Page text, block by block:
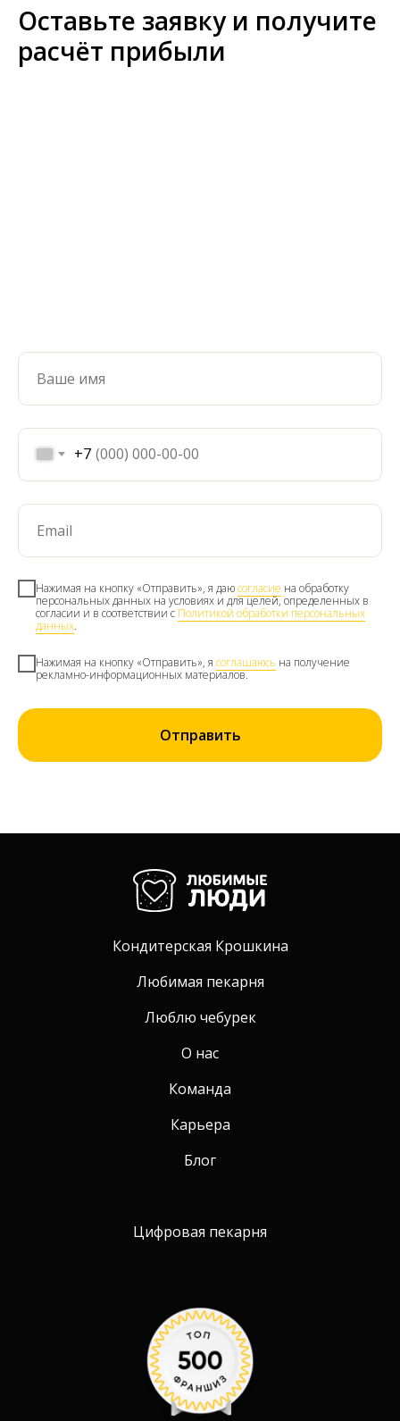
Оставьте заявку и получите
расчёт прибыли
+7
Нажимая на кнопку «Отправить», я даюсогласие на обработку
персональных данных на условиях и для целей, определенных в
согласии и в соответствии с Политикой обработки персональных
данных.
Нажимая на кнопку «Отправить», я соглашаюсь на получение
рекламно-информационных материалов.
Отправить
Кондитерская Крошкина
Любимая пекарня
Люблю чебурек
Цифровая пекарня
О нас
Команда
Блог
Карьера